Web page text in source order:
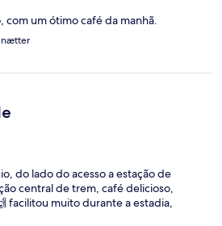
com um ótimo café da manhã.
nætter
do lado do acesso a estação de
central de trem, café delicioso,
facilitou muito durante a estadia,